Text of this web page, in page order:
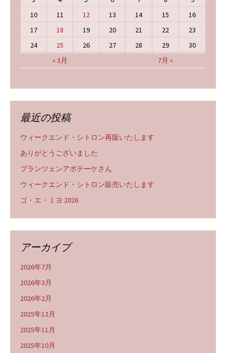
« 3月 7月 »
10
11 12 13 14 15
16
17
18 19 20 21 22
23
24
25 26 27 28 29 30
最近の投稿
ウィークエンド・シトロン再販いたします
ありがとうございました
プランツェンアポテーケさん
ウィークエンド・シトロン販売いたします
ゴ・エ・ミヨ 2026
アーカイブ
2026年7月
2026年3月
2026年2月
2025年12月
2025年11月
2025年10月